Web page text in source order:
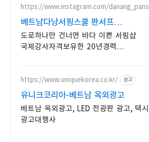
https://www.instagram.com/
베트남다낭서핑스쿨 판서프
럭셔리서핑샵
도로하나만 건너면 바다 이쁜 서핑샵
국제강사자격보유한 20년경력
https://www.uniquekorea.co.kr/ 광고
유니크코리아-베트남 옥외광고
베트남 옥외광고, LED 전광판 광고, 택
광고대행사